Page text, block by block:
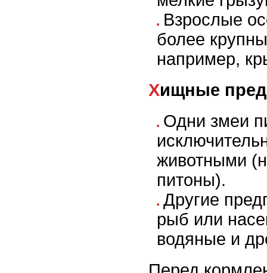
Взрослые
более
например,
Хищные
Одни змеи
животными
питоны).
Другие
рыб или
водяные и